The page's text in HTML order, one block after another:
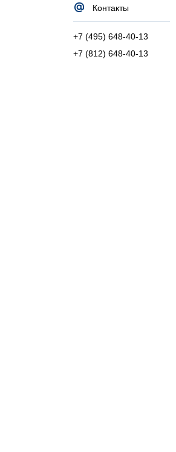
Контакты
+7 (495) 648-40-13
+7 (812) 648-40-13